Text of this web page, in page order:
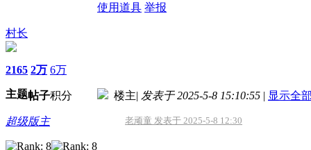
使用道具 举报
村长
2165
主题
2万
帖子
6万
积分
超级版主
楼主| 发表于 2025-5-8 15:10:55 | 显示全
老顽童 发表于 2025-5-8 12:30